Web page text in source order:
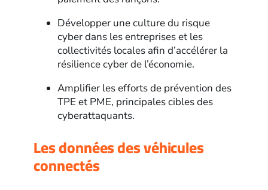
Développer une culture du risque
cyber dans les entreprises et les
collectivités locales afin d’accélérer la
résilience cyber de l’économie.
Amplifier les efforts de prévention des
TPE et PME, principales cibles des
cyberattaquants.
Les données des véhicules
connectés